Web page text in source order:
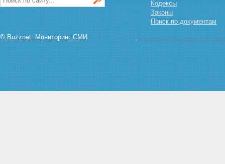
© Buzznet: Мониторинг СМИ
Кодексы
Законы
Поиск по документам